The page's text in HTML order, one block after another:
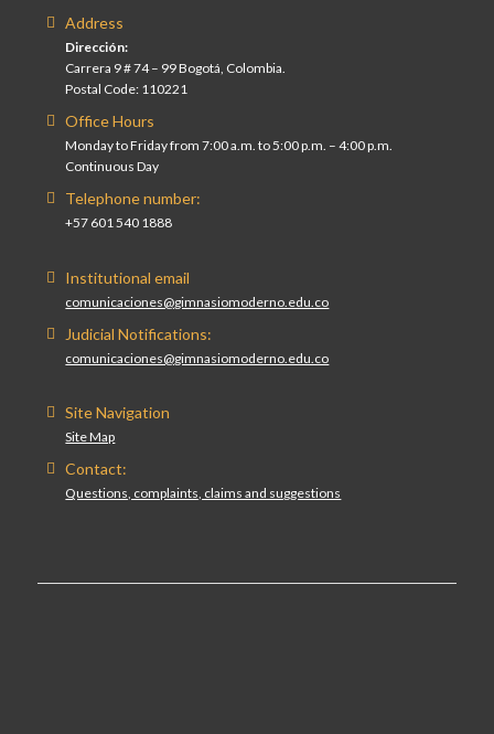
Address
Dirección:
Carrera 9 # 74 – 99 Bogotá, Colombia.
Postal Code: 110221
Office Hours
Monday to Friday from 7:00 a.m. to 5:00 p.m. – 4:00 p.m.
Continuous Day
Telephone number:
+57 601 540 1888
Institutional email
comunicaciones@gimnasiomoderno.edu.co
Judicial Notifications:
comunicaciones@gimnasiomoderno.edu.co
Site Navigation
Site Map
Contact:
Questions, complaints, claims and suggestions